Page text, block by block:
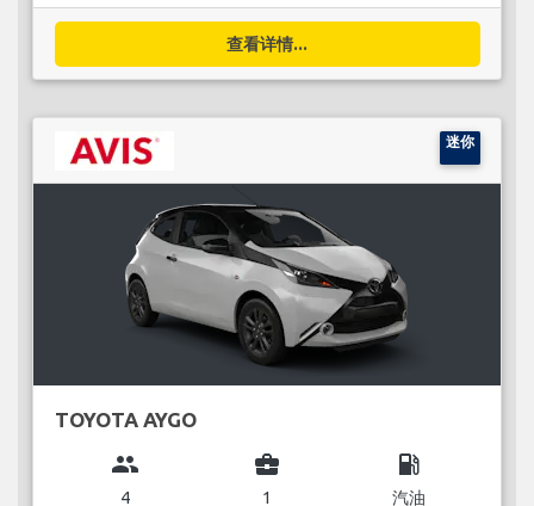
查看详情...
迷你
TOYOTA AYGO
group
4
business_center
1
local_gas_station
汽油